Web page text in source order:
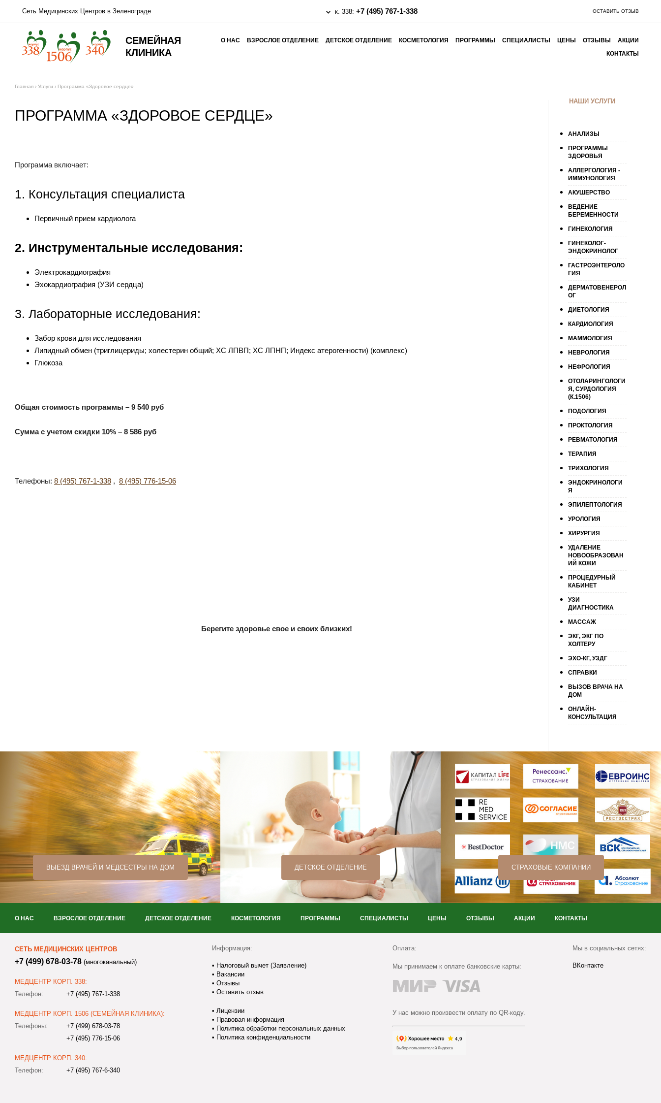
Сеть Медицинских Центров в Зеленограде к. 338: +7 (495) 767-1-338 ОСТАВИТЬ ОТЗЫВ
СЕМЕЙНАЯ
КЛИНИКА
О НАС ВЗРОСЛОЕ ОТДЕЛЕНИЕ ДЕТСКОЕ ОТДЕЛЕНИЕ КОСМЕТОЛОГИЯ ПРОГРАММЫ СПЕЦИАЛИСТЫ ЦЕНЫ ОТЗЫВЫ
АКЦИИ
КОНТАКТЫ
Главная › Услуги › Программа «Здоровое сердце»
ПРОГРАММА «ЗДОРОВОЕ СЕРДЦЕ»
Программа включает:
1. Консультация специалиста
Первичный прием кардиолога
2. Инструментальные исследования:
Электрокардиография
Эхокардиография (УЗИ сердца)
3. Лабораторные исследования:
Забор крови для исследования
Липидный обмен (триглицериды; холестерин общий; ХС ЛПВП; ХС ЛПНП; Индекс атерогенности) (комплекс)
Глюкоза
Общая стоимость программы – 9 540 руб
Сумма с учетом скидки 10% – 8 586 руб
Телефоны: 8 (495) 767-1-338 , 8 (495) 776-15-06
Берегите здоровье свое и своих близких!
НАШИ УСЛУГИ
АНАЛИЗЫ
ПРОГРАММЫ
ЗДОРОВЬЯ
АЛЛЕРГОЛОГИЯ -
ИММУНОЛОГИЯ
АКУШЕРСТВО
ВЕДЕНИЕ
БЕРЕМЕННОСТИ
ГИНЕКОЛОГИЯ
ГИНЕКОЛОГ-
ЭНДОКРИНОЛОГ
ГАСТРОЭНТЕРОЛО
ГИЯ
ДЕРМАТОВЕНЕРОЛ
ОГ
ДИЕТОЛОГИЯ
КАРДИОЛОГИЯ
МАММОЛОГИЯ
НЕВРОЛОГИЯ
НЕФРОЛОГИЯ
ОТОЛАРИНГОЛОГИ
Я, СУРДОЛОГИЯ
(К.1506)
ПОДОЛОГИЯ
ПРОКТОЛОГИЯ
РЕВМАТОЛОГИЯ
ТЕРАПИЯ
ТРИХОЛОГИЯ
ЭНДОКРИНОЛОГИ
Я
ЭПИЛЕПТОЛОГИЯ
УРОЛОГИЯ
ХИРУРГИЯ
УДАЛЕНИЕ
НОВООБРАЗОВАН
ИЙ КОЖИ
ПРОЦЕДУРНЫЙ
КАБИНЕТ
УЗИ
ДИАГНОСТИКА
МАССАЖ
ЭКГ, ЭКГ ПО
ХОЛТЕРУ
ЭХО-КГ, УЗДГ
СПРАВКИ
ВЫЗОВ ВРАЧА НА
ДОМ
ОНЛАЙН-
КОНСУЛЬТАЦИЯ
ВЫЕЗД ВРАЧЕЙ И МЕДСЕСТРЫ НА ДОМ ДЕТСКОЕ ОТДЕЛЕНИЕ СТРАХОВЫЕ КОМПАНИИ
О НАС ВЗРОСЛОЕ ОТДЕЛЕНИЕ ДЕТСКОЕ ОТДЕЛЕНИЕ КОСМЕТОЛОГИЯ ПРОГРАММЫ СПЕЦИАЛИСТЫ ЦЕНЫ ОТЗЫВЫ АКЦИИ КОНТАКТЫ
СЕТЬ МЕДИЦИНСКИХ ЦЕНТРОВ
+7 (499) 678-03-78 (многоканальный)
МЕДЦЕНТР КОРП. 338:
Телефон:
+7 (495) 767-1-338
МЕДЦЕНТР КОРП. 1506 (СЕМЕЙНАЯ КЛИНИКА):
Телефоны:
+7 (499) 678-03-78
+7 (495) 776-15-06
МЕДЦЕНТР КОРП. 340:
Телефон:
+7 (495) 767-6-340
Информация:
• Налоговый вычет (Заявление)
• Вакансии
• Отзывы
• Оставить отзыв
• Лицензии
• Правовая информация
• Политика обработки персональных данных
• Политика конфиденциальности
Оплата:
Мы принимаем к оплате банковские карты:
У нас можно произвести оплату по QR-коду.
Мы в социальных сетях:
ВКонтакте